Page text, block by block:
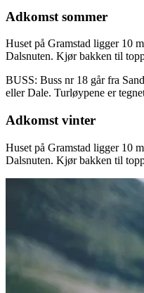
Adkomst sommer
Huset på Gramstad ligger 10
Dalsnuten. Kjør bakken til
BUSS: Buss nr 18 går fra
eller Dale. Turløypene er
Adkomst vinter
Huset på Gramstad ligger 10
Dalsnuten. Kjør bakken til